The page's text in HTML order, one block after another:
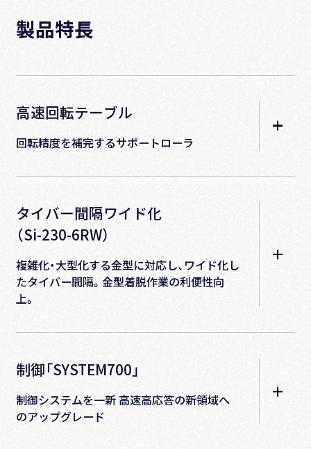
製品特長
高速回転テーブル
回転精度を補完するサポートローラ
タイバー間隔ワイド化
（Si-230-6RW）
複雑化・大型化する金型に対応し、ワイド化し
たタイバー間隔。金型着脱作業の利便性向
上。
制御「SYSTEM700」
制御システムを一新 高速高応答の新領域へ
のアップグレード